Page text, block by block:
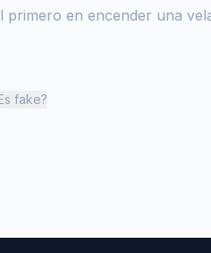
primero en encender una
fake?